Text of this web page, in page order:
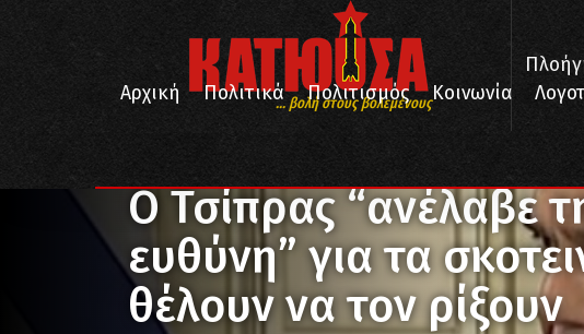
... βολή στους βολεμένους
Αρχική
Πολιτικά Πολιτισμός Κοινωνία
Πολιτικά Ο Τσίπρας “ανέλαβε την πολιτική ευθύνη”
Ο Τσίπρας “ανέλαβε
ευθύνη” για τα
θέλουν να τον ρίξουν